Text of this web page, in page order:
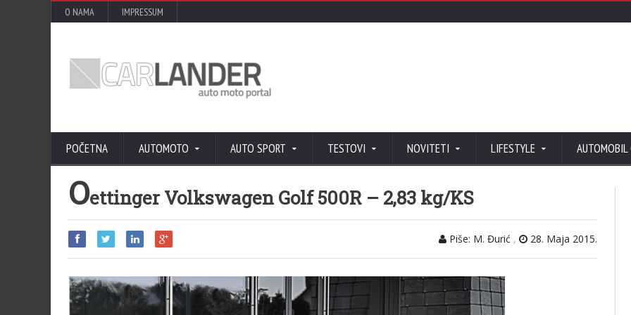
O NAMA IMPRESSUM
POČETNA AUTOMOTO AUTO SPORT TESTOVI NOVITETI LIFESTYLE AUTOMOBIL
Oettinger Volkswagen Golf 500R – 2,83 kg/KS
Piše: M. Đurić , 28. Maja 2015.